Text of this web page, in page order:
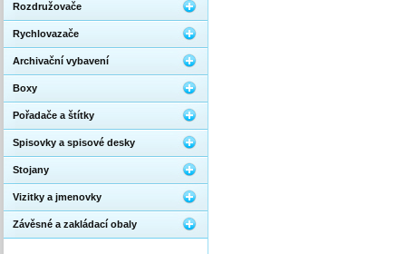
Rozdružovače
Rychlovazače
Archivační vybavení
Boxy
Pořadače a štítky
Spisovky a spisové desky
Stojany
Vizitky a jmenovky
Závěsné a zakládací obaly